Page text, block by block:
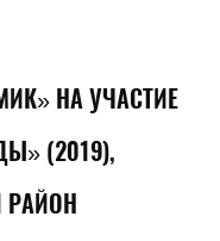
НА УЧАСТИЕ
(2019),
РАЙОН